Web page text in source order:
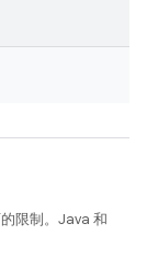
限制。Java 和